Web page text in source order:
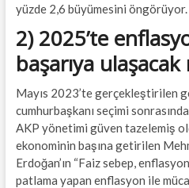
yüzde 2,6 büyümesini öngörüyor.
2) 2025’te
başarıya ulaşacak
Mayıs 2023’te gerçekleştirilen
cumhurbaşkanı seçimi
AKP yönetimi güven tazelemiş
ekonominin başına getirilen
Erdoğan’ın “Faiz sebep,
patlama yapan enflasyon ile